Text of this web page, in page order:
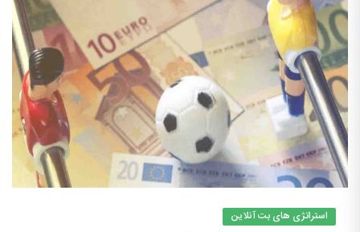
استراتژی های بت آنلاین